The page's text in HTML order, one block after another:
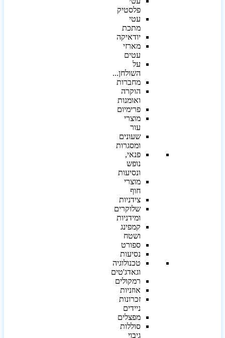
פלסטיק
עטי
מתכת
יודאיקה
מארזי
עטים
על
השולחן...
מחברות
הוקרה
ואומנות
פרימיום
מוצרי
עור
שעונים
ומסגרות
פנאי,
נופש
ונסיעות
מוצרי
חוף
צידניות
שלוקרים
ומידניות
קמפינג
ושטח
ספורט
נסיעות
טכנולוגיה
וגאדג'טים
רמקולים
אוזניות
זכרונות
ניידים
מפצלים
סוללות
גיבוי